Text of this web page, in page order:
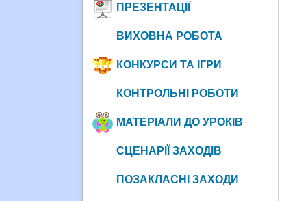
ПРЕЗЕНТАЦІЇ
ВИХОВНА РОБОТА
КОНКУРСИ ТА ІГРИ
КОНТРОЛЬНІ РОБОТИ
МАТЕРІАЛИ ДО УРОКІВ
СЦЕНАРІЇ ЗАХОДІВ
ПОЗАКЛАСНІ ЗАХОДИ